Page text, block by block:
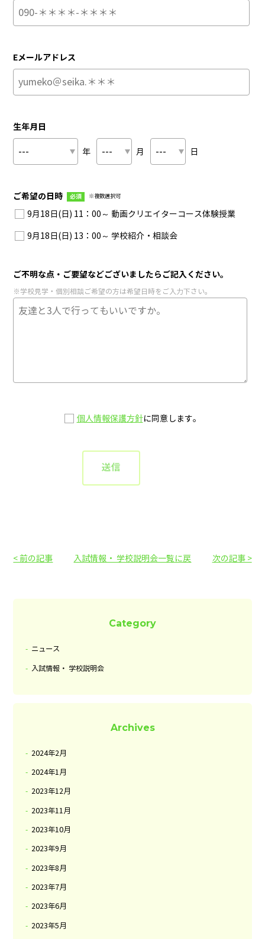
Eメールアドレス
生年月日
年 月 日
ご希望の日時 必須 ※複数選択可
9月18日(日) 11：00～ 動画クリエイターコース体験授業
9月18日(日) 13：00～ 学校紹介・相談会
ご不明な点・ご要望などございましたらご記入ください。
※学校見学・個別相談ご希望の方は希望日時をご入力下さい。
個人情報保護方針に同意します。
< 前の記事 次の記事 >
入試情報・ 学校説明会一覧に戻
Category
ニュース
入試情報・ 学校説明会
Archives
2024年2月
2024年1月
2023年12月
2023年11月
2023年10月
2023年9月
2023年8月
2023年7月
2023年6月
2023年5月